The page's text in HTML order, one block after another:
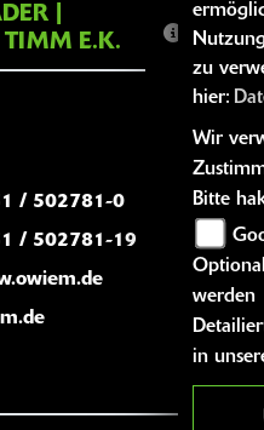
|
TIMM E.K.
/ 502781-0
/ 502781-19
Freitag:
zu
hier:
Wir
Bitte
werden
in